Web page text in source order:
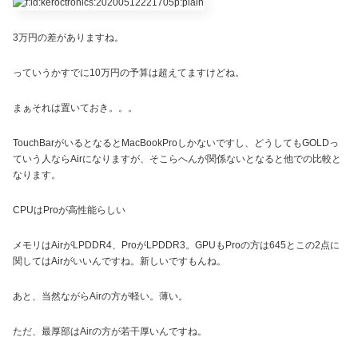
3万円の差がありますね。
っていうかすでに10万円の予算は超えてますけどね。
まぁそれは置いておき。。。
TouchBarがいるとなるとMacBookProしかないですし、どうしてもGOLDっ
ていう人ならAirになりますが、そこらへんが関係ないとなると他での比較と
なります。
CPUはProが高性能らしい
メモリはAirがLPDDR4、ProがLPDDR3。GPUもProの方は645とこの2点に
関してはAirがいいんですね。新しいですもんね。
あと、当然ながらAirの方が軽い。薄い。
ただ、最厚部はAirの方が若干厚いんですね。